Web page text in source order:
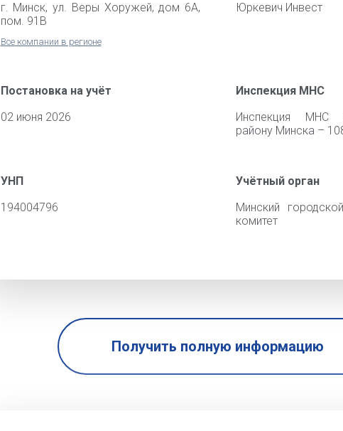
г. Минск, ул. Веры Хоружей, дом 6А,
пом. 91В
Все компании в регионе
Юркевич Инвест
Постановка на учёт
02 июня 2026
Инспекция МНС
Инспекция МНС
району Минска –
УНП
194004796
Учётный орган
Минский
комитет
Получить полную информацию